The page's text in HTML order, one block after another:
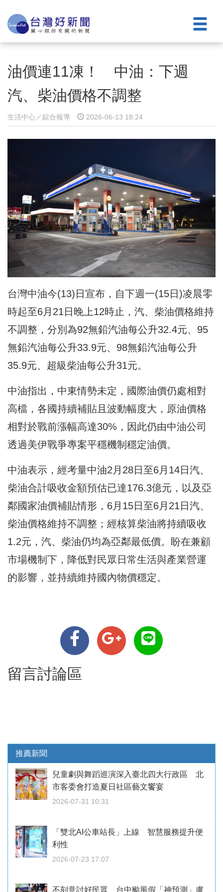
油價連11凍！ 中油：下週
汽、柴油價格不調整
生活中心／綜合報導 2026-06-13 18:24
台灣中油今(13)日宣布，自下週一(15日)凌晨零
時起至6月21日晚上12時止，汽、柴油價格維持
不調整，分別為92無鉛汽油每公升32.4元、95
無鉛汽油每公升33.9元、98無鉛汽油每公升
35.9元、超級柴油每公升31元。
中油指出，中東情勢未定，國際油價仍處相對
高檔，各國持續補貼且波動幅度大，原油價格
相對於戰前漲幅高達30%，因此仍由中油公司
透過美伊戰爭專案平穩機制穩定油價。
中油表示，經考量中油2月28日至6月14日汽、
柴油合計吸收金額預估已達176.3億元，以及亞
鄰國家油價補貼情形，6月15日至6月21日汽、
柴油價格維持不調整；經核算柴油將持續吸收
1.2元，汽、柴油仍均為亞鄰最低價。盼在兼顧
市場機制下，降低對民眾日常生活與產業營運
的影響，並持續維持國內物價穩定。
留言討論區
推薦新聞
兒童劇與舞蹈巡演深入臺北四大行政區 北
市客委會打造夏日社區藝文饗宴
2026-07-31 10:31
「雙北AI公車站長」上線 智慧服務提升便
利性
2026-07-23 17:07
不刻意討好民眾 台中颱風假「神預測」盧